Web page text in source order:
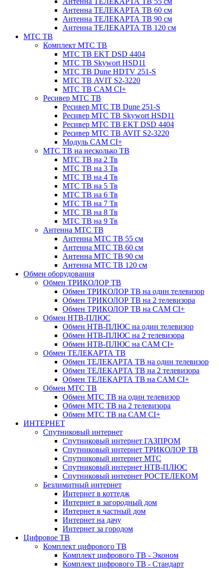
Антенна ТЕЛЕКАРТА ТВ 60 см
Антенна ТЕЛЕКАРТА ТВ 90 см
Антенна ТЕЛЕКАРТА ТВ 120 см
МТС ТВ
Комплект МТС ТВ
МТС ТВ EKT DSD 4404
МТС ТВ Skywort HSD11
МТС ТВ Dune HDTV 251-S
МТС ТВ AVIT S2-3220
МТС ТВ CAM CI+
Ресивер МТС ТВ
Ресивер МТС ТВ Dune 251-S
Ресивер МТС ТВ Skywort HSD11
Ресивер МТС ТВ EKT DSD 4404
Ресивер МТС ТВ AVIT S2-3220
Модуль CAM CI+
МТС ТВ на несколько ТВ
МТС ТВ на 2 Тв
МТС ТВ на 3 Тв
МТС ТВ на 4 Тв
МТС ТВ на 5 Тв
МТС ТВ на 6 Тв
МТС ТВ на 7 Тв
МТС ТВ на 8 Тв
МТС ТВ на 9 Тв
Антенна МТС ТВ
Антенна МТС ТВ 55 см
Антенна МТС ТВ 60 см
Антенна МТС ТВ 90 см
Антенна МТС ТВ 120 см
Обмен оборудования
Обмен ТРИКОЛОР ТВ
Обмен ТРИКОЛОР ТВ на один телевизор
Обмен ТРИКОЛОР ТВ на 2 телевизора
Обмен ТРИКОЛОР ТВ на CAM CI+
Обмен НТВ-ПЛЮС
Обмен НТВ-ПЛЮС на один телевизор
Обмен НТВ-ПЛЮС на 2 телевизора
Обмен НТВ-ПЛЮС на CAM CI+
Обмен ТЕЛЕКАРТА ТВ
Обмен ТЕЛЕКАРТА ТВ на один телевизор
Обмен ТЕЛЕКАРТА ТВ на 2 телевизора
Обмен ТЕЛЕКАРТА ТВ на CAM CI+
Обмен МТС ТВ
Обмен МТС ТВ на один телевизор
Обмен МТС ТВ на 2 телевизора
Обмен МТС ТВ на CAM CI+
ИНТЕРНЕТ
Спутниковый интернет
Спутниковый интернет ГАЗПРОМ
Спутниковый интернет ТРИКОЛОР ТВ
Спутниковый интернет МТС
Спутниковый интернет НТВ-ПЛЮС
Спутниковый интернет РОСТЕЛЕКОМ
Безлимитный интернет
Интернет в коттедж
Интернет в загородный дом
Интернет в частный дом
Интернет на дачу
Интернет за городом
Цифровое ТВ
Комплект цифрового ТВ
Комплект цифрового ТВ - Эконом
Комплект цифрового ТВ - Стандарт